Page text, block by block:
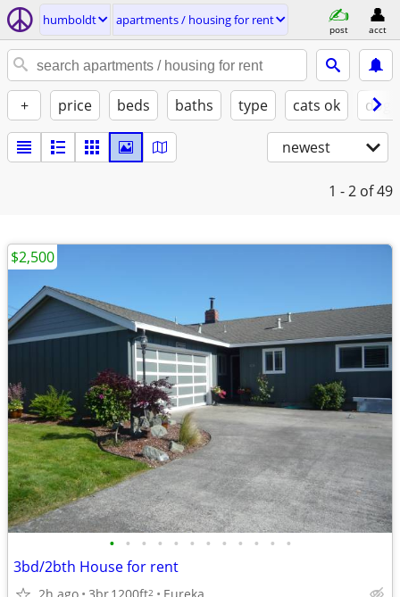
humboldt apartments / housing for rent
post acct
+ price beds baths type cats ok
newest
1 - 2 of 49
• • • • • • • • • • • •
3bd/2bth House for rent
2h ago 3br1200ft2 Eureka
$2,500